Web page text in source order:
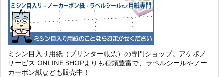
ミシン目入り用紙（プリンター帳票）の専門ショップ。アケボノ
サービス ONLINE SHOPよりも種類豊富で、ラベルシールやノー
カーボン紙なども販売中！